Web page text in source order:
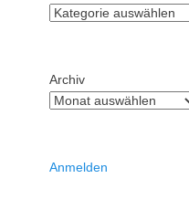
Archiv
Anmelden